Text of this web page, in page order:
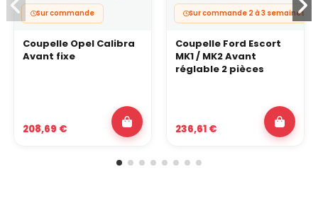
Sur commande
Coupelle Opel Calibra
Avant fixe
208,69 €
Sur commande 2 à 3 semaines
Coupelle Ford Escort
MK1 / MK2 Avant
réglable 2 pièces
236,61 €